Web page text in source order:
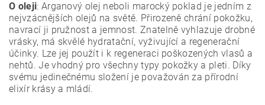
O oleji: Arganový olej neboli marocký poklad je jedním z
nejvzácnějších olejů na světě. Přirozeně chrání pokožku,
navrací ji pružnost a jemnost. Znatelně vyhlazuje drobné
vrásky, má skvělé hydratační, vyživující a regenerační
účinky. Lze jej použít i k regeneraci poškozených vlasů a
nehtů. Je vhodný pro všechny typy pokožky a pleti. Díky
svému jedinečnému složení je považován za přírodní
elixír krásy a mládí.